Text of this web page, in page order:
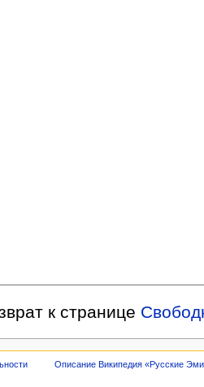
к странице
Описание Википедия «Русские